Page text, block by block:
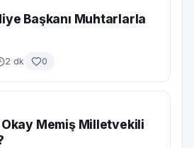
Başkanı Muhtarlarla
2 dk 0
Memiş Milletvekili